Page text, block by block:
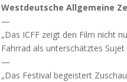
Westdeutsche Allgemeine
—
„Das ICFF zeigt den Film nicht
Fahrrad als unterschätztes Sujet
—
„Das Festival begeistert